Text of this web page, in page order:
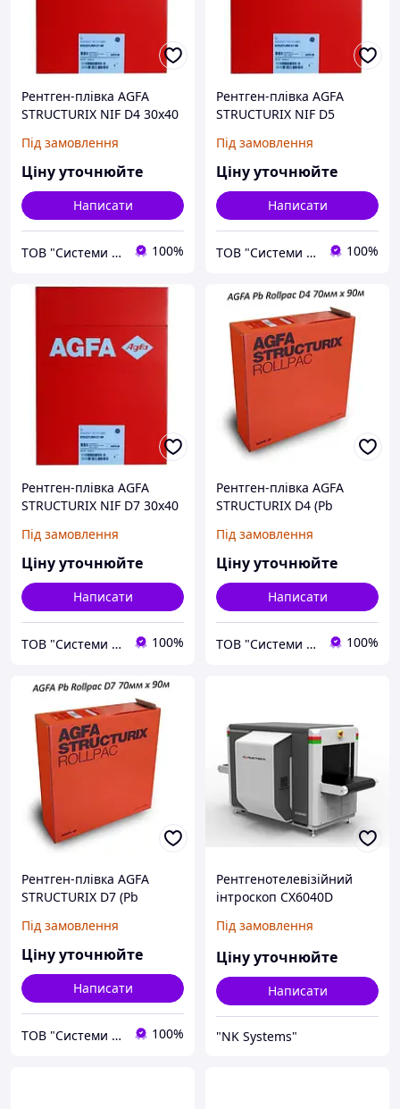
Рентген-плівка AGFA
STRUCTURIX NIF D4 30х40
Під замовлення
Ціну уточнюйте
Написати
ТОВ "Системи якості НДТ" 100%
Рентген-плівка AGFA
STRUCTURIX NIF D5
Під замовлення
Ціну уточнюйте
Написати
ТОВ "Системи якості НДТ" 100%
Рентген-плівка AGFA
STRUCTURIX NIF D7 30х40
Під замовлення
Ціну уточнюйте
Написати
ТОВ "Системи якості НДТ" 100%
Рентген-плівка AGFA
STRUCTURIX D4 (Pb
Під замовлення
Ціну уточнюйте
Написати
ТОВ "Системи якості НДТ" 100%
Рентген-плівка AGFA
STRUCTURIX D7 (Pb
Під замовлення
Ціну уточнюйте
Написати
ТОВ "Системи якості НДТ" 100%
Рентгенотелевізійний
інтроскоп CX6040D
Під замовлення
Ціну уточнюйте
Написати
"NK Systems"